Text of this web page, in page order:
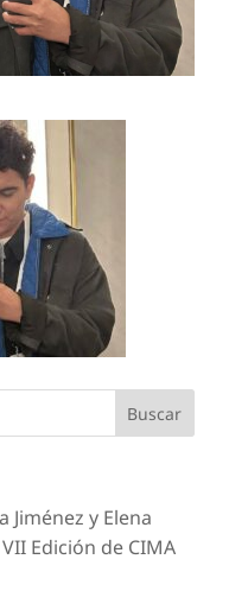
Jiménez y Elena
Edición de CIMA